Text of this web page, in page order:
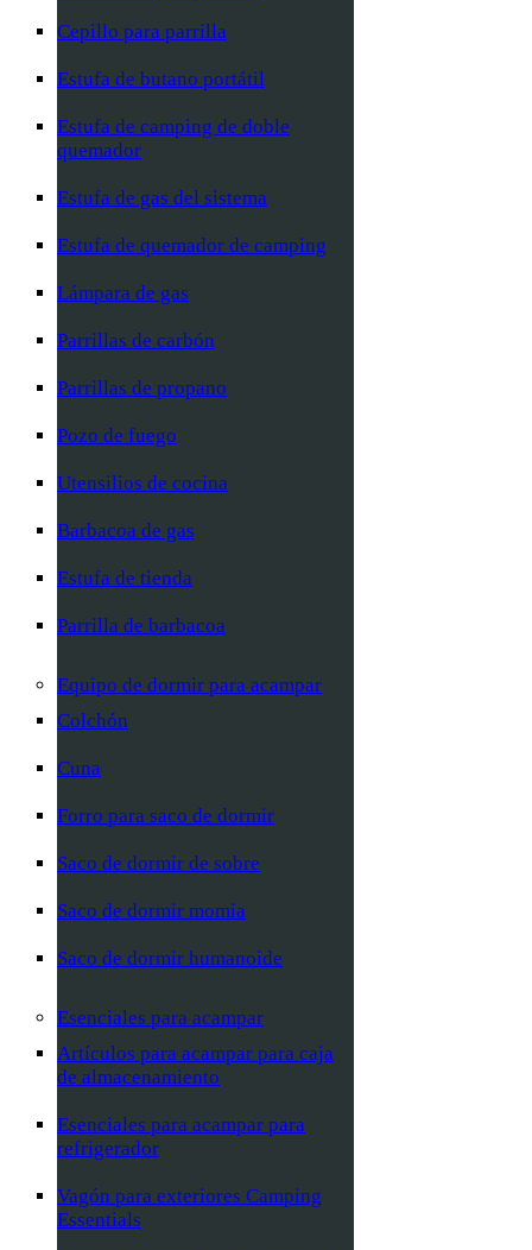
Cepillo para parrilla
Estufa de butano portátil
Estufa de camping de doble
quemador
Estufa de gas del sistema
Estufa de quemador de camping
Lámpara de gas
Parrillas de carbón
Parrillas de propano
Pozo de fuego
Utensilios de cocina
Barbacoa de gas
Estufa de tienda
Parrilla de barbacoa
Equipo de dormir para acampar
Colchón
Cuna
Forro para saco de dormir
Saco de dormir de sobre
Saco de dormir momia
Saco de dormir humanoide
Esenciales para acampar
Artículos para acampar para caja
de almacenamiento
Esenciales para acampar para
refrigerador
Vagón para exteriores Camping
Essentials